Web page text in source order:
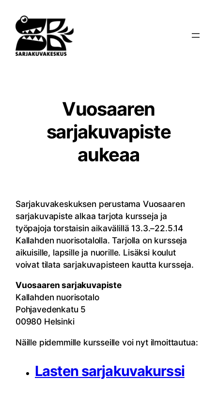
sisältöön
Vuosaaren
sarjakuvapiste
aukeaa
Sarjakuvakeskuksen perustama Vuosaaren
sarjakuvapiste alkaa tarjota kursseja ja
työpajoja torstaisin aikavälillä 13.3.–22.5.14
Kallahden nuorisotalolla. Tarjolla on kursseja
aikuisille, lapsille ja nuorille. Lisäksi koulut
voivat tilata sarjakuvapisteen kautta kursseja.
Vuosaaren sarjakuvapiste
Kallahden nuorisotalo
Pohjavedenkatu 5
00980 Helsinki
Näille pidemmille kursseille voi nyt ilmoittautua:
Lasten sarjakuvakurssi